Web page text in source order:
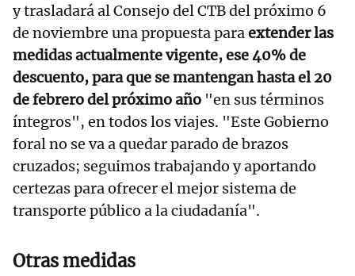
y trasladará al Consejo del CTB del próximo 6
de noviembre una propuesta paraextender las
medidas actualmente vigente, ese 40% de
descuento, para que se mantengan hasta el 20
de febrero del próximo año "en sus términos
íntegros", en todos los viajes. "Este Gobierno
foral no se va a quedar parado de brazos
cruzados; seguimos trabajando y aportando
certezas para ofrecer el mejor sistema de
transporte público a la ciudadanía".
Otras medidas